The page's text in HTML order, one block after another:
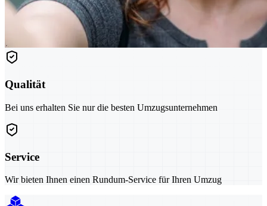
Qualität
Bei uns erhalten Sie nur die besten Umzugsunternehmen
Service
Wir bieten Ihnen einen Rundum-Service für Ihren Umzug